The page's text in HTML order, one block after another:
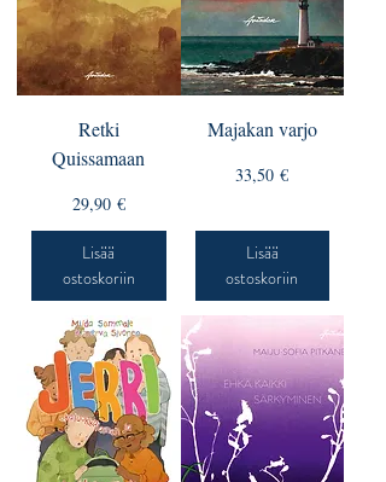
Retki
Quissamaan
Hinta
29,90 €
Lisää
ostoskoriin
Majakan varjo
Hinta
33,50 €
Lisää
ostoskoriin